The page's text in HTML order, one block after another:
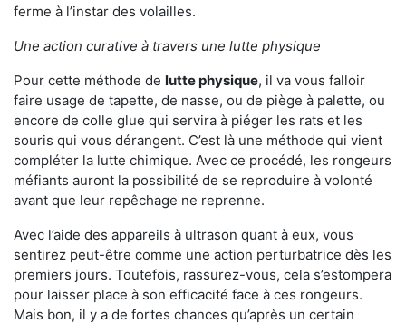
ferme à l’instar des volailles.
Une action curative à travers une lutte physique
Pour cette méthode de lutte physique, il va vous falloir
faire usage de tapette, de nasse, ou de piège à palette, ou
encore de colle glue qui servira à piéger les rats et les
souris qui vous dérangent. C’est là une méthode qui vient
compléter la lutte chimique. Avec ce procédé, les rongeurs
méfiants auront la possibilité de se reproduire à volonté
avant que leur repêchage ne reprenne.
Avec l’aide des appareils à ultrason quant à eux, vous
sentirez peut-être comme une action perturbatrice dès les
premiers jours. Toutefois, rassurez-vous, cela s’estompera
pour laisser place à son efficacité face à ces rongeurs.
Mais bon, il y a de fortes chances qu’après un certain